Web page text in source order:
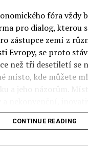
fóra vždy
pro dialog, kterou
zástupce zemí z
Evropy, se proto
než tři desetiletí se
místo, kde můžete
a jeho názorům.
instituce, jejichž
to vám dává šanci
CONTINUE READING